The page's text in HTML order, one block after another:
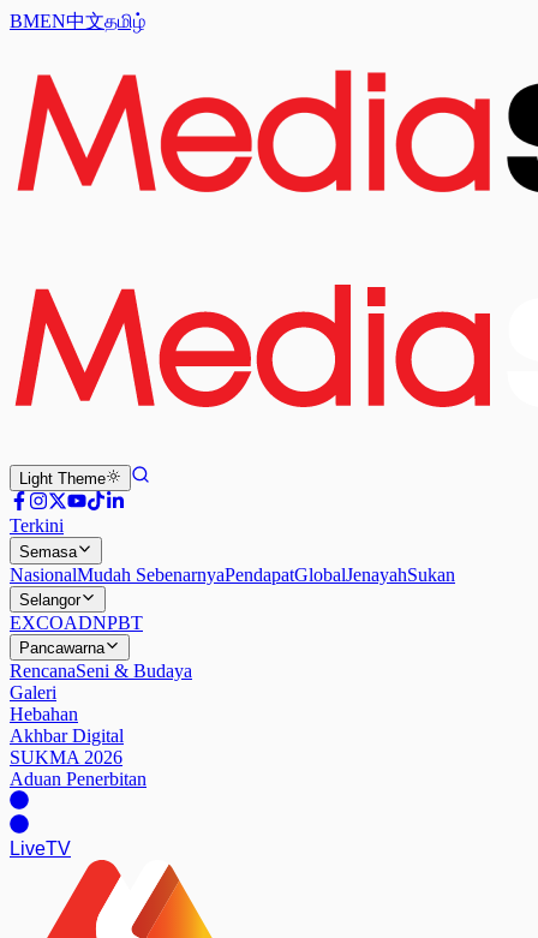
BMEN中文தமிழ்
Light Theme
Terkini
Semasa
NasionalMudah SebenarnyaPendapatGlobalJenayahSukan
Selangor
EXCOADNPBT
Pancawarna
RencanaSeni & Budaya
Galeri
Hebahan
Akhbar Digital
SUKMA 2026
Aduan Penerbitan
LiveTV